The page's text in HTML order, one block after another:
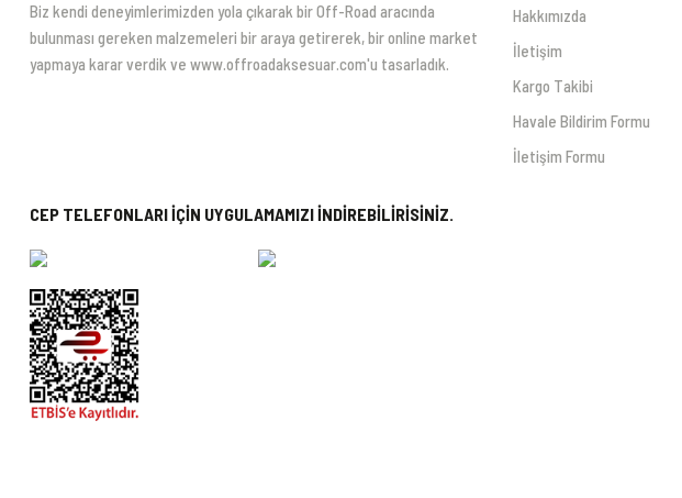
Biz kendi deneyimlerimizden yola çıkarak bir Off-Road aracında
bulunması gereken malzemeleri bir araya getirerek, bir online market
yapmaya karar verdik ve www.offroadaksesuar.com'u tasarladık.
CEP TELEFONLARI İÇİN UYGULAMAMIZI İNDİREBİLİRİSİNİZ.
Hakkımızda
İletişim
Kargo Takibi
Havale Bildirim Formu
İletişim Formu